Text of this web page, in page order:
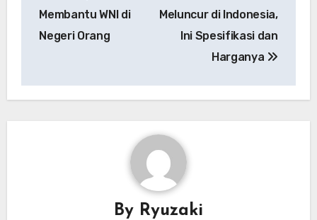
Membantu WNI di
Negeri Orang
Meluncur di Indonesia,
Ini Spesifikasi dan
Harganya
By Ryuzaki